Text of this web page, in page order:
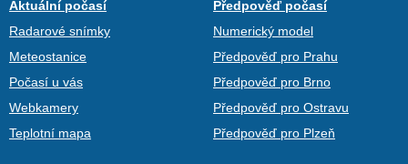
Aktuální počasí
Radarové snímky
Meteostanice
Počasí u vás
Webkamery
Teplotní mapa
Předpověď počasí
Numerický model
Předpověď pro Prahu
Předpověď pro Brno
Předpověď pro Ostravu
Předpověď pro Plzeň